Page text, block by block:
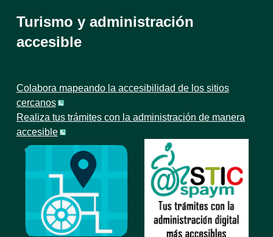
Turismo y administración
accesible
Colabora mapeando la accesibilidad de los sitios
cercanos
Realiza tus trámites con la administración de manera
accesible